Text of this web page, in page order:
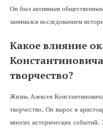
Он был активным
занимался исследованием
Какое влияние
творчество?
Жизнь Алексея
творчество. Он вырос в
многих исторических событий.